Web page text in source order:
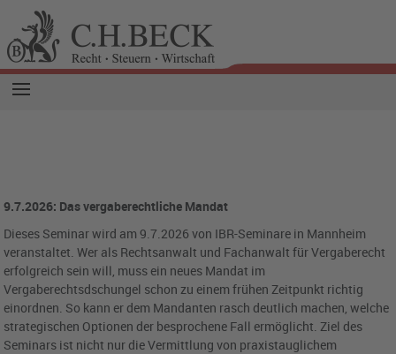
9.7.2026: Das vergaberechtliche Mandat
Dieses Seminar wird am 9.7.2026 von IBR-Seminare in Mannheim
veranstaltet. Wer als Rechtsanwalt und Fachanwalt für Vergaberecht
erfolgreich sein will, muss ein neues Mandat im
Vergaberechtsdschungel schon zu einem frühen Zeitpunkt richtig
einordnen. So kann er dem Mandanten rasch deutlich machen, welche
strategischen Optionen der besprochene Fall ermöglicht. Ziel des
Seminars ist nicht nur die Vermittlung von praxistauglichem